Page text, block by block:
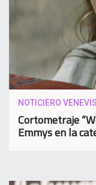
NOTICIERO
Cortometraje
Emmys en la